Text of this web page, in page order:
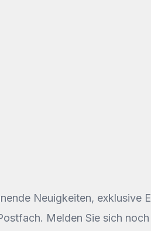
Neuigkeiten, exklusive
Melden Sie sich